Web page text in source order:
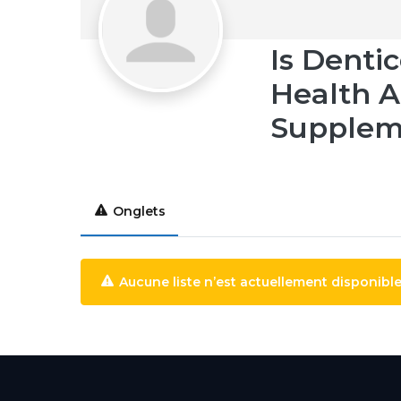
Is
Health
Onglets
Aucune liste n’est actuellement